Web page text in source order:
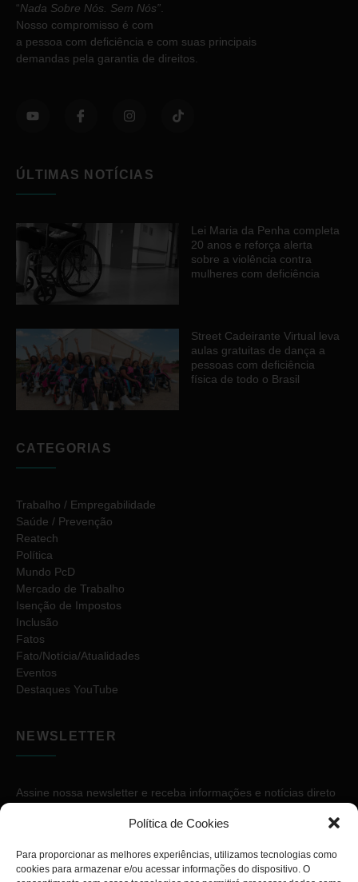
Política de Cookies
Para proporcionar as melhores experiências, utilizamos tecnologias como
cookies para armazenar e/ou acessar informações do dispositivo. O
“Nada Sobre Nós. Sem Nós”
Nosso compromisso é com
a pessoa com deficiência e com suas principais
demandas pela garantia de direitos.
ÚLTIMAS NOTÍCIAS
Lei Maria da Penha completa
20 anos e reforça alerta
sobre a violência contra
mulheres com deficiência
Street Cadeirante Virtual leva
aulas gratuitas de dança a
pessoas com deficiência
física de todo o Brasil
CATEGORIAS
Trabalho / Empregabilidade
Saúde / Prevenção
Reatech
Política
Mundo PcD
Mercado de Trabalho
Isenção de Impostos
Inclusão
Fatos
Fato/Notícia/Atualidades
Eventos
Destaques YouTube
NEWSLETTER
Assine nossa newsletter e receba informações e notícias direto